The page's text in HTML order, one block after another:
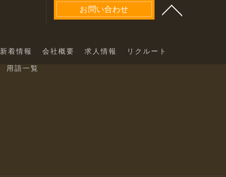
お問い合わせ
新着情報 会社概要 求人情報
リクルート
用語一覧